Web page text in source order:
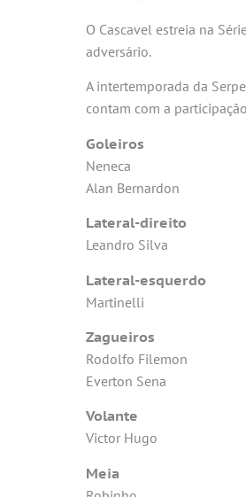
O Cascavel estreia na
adversário.
A intertemporada da
contam com a
Goleiros
Neneca
Alan Bernardon
Lateral-direito
Leandro Silva
Lateral-esquerdo
Martinelli
Zagueiros
Rodolfo Filemon
Everton Sena
Volante
Victor Hugo
Meia